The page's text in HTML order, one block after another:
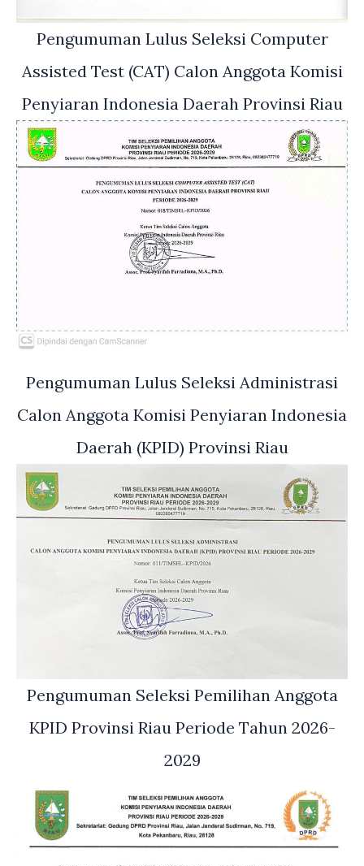
Pengumuman Lulus Seleksi Computer
Assisted Test (CAT) Calon Anggota Komisi
Penyiaran Indonesia Daerah Provinsi Riau
Pengumuman Lulus Seleksi Administrasi
Calon Anggota Komisi Penyiaran Indonesia
Daerah (KPID) Provinsi Riau
Pengumuman Seleksi Pemilihan Anggota
KPID Provinsi Riau Periode Tahun 2026-
2029